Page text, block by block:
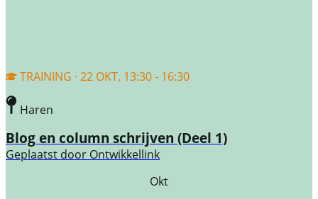
TRAINING · 22 OKT, 13:30 - 16:30
Haren
Blog en column schrijven (Deel 1)
Geplaatst door Ontwikkellink
Okt